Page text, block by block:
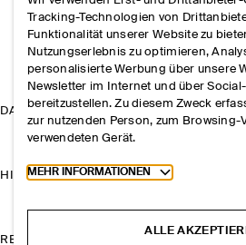
DAS UNTERNEHMEN
HILFE
RECHTLICHES
Tracking-Technologien von
Funktionalität unserer Website zu
Nutzungserlebnis zu optimieren,
personalisierte Werbung über unsere
Newsletter im Internet und über
bereitzustellen. Zu diesem Zweck
zur nutzenden Person, zum Browsing-
verwendeten Gerät.
Toggle more cookie information
MEHR INFORMATIONEN
ALLE